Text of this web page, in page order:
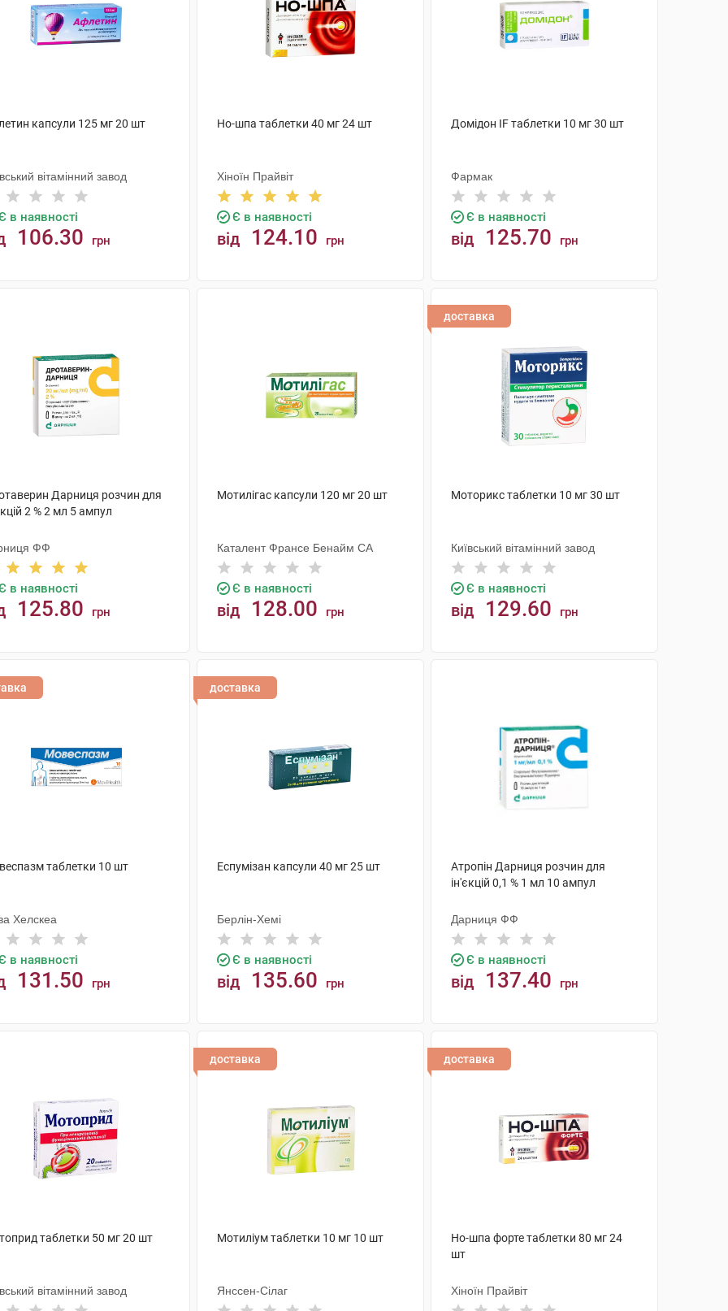
капсули 125 мг 20 шт
вітамінний завод
в наявності
106.30 грн
Но-шпа таблетки 40 мг 24 шт
Хіноїн Прайвіт
Є в наявності
від 124.10 грн
Домідон IF таблетки 10 мг 30 шт
Фармак
Є в наявності
від 125.70 грн
Дарниця розчин для
2 % 2 мл 5 ампул
ФФ
в наявності
125.80 грн
Мотилігас капсули 120 мг 20 шт
Каталент Франсе Бенайм СА
Є в наявності
від 128.00 грн
доставка
Моторикс таблетки 10 мг 30 шт
Київський вітамінний завод
Є в наявності
від 129.60 грн
таблетки 10 шт
Хелскеа
в наявності
131.50 грн
доставка
Еспумізан капсули 40 мг 25 шт
Берлін-Хемі
Є в наявності
від 135.60 грн
Атропін Дарниця розчин для
ін'єкцій 0,1 % 1 мл 10 ампул
Дарниця ФФ
Є в наявності
від 137.40 грн
таблетки 50 мг 20 шт
вітамінний завод
доставка
Мотиліум таблетки 10 мг 10 шт
Янссен-Сілаг
доставка
Но-шпа форте таблетки 80 мг 24
шт
Хіноїн Прайвіт